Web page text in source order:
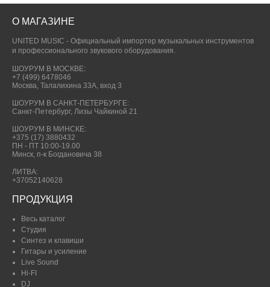
О МАГАЗИНЕ
UNITED MUSIC - Официальный импортер музыкальных инструментов
и профессионального звукового оборудования.
ШОУРУМ В МОСКВЕ:
+7 (499) 6478046
Москва, Талалихина 33А, вход 3
ШОУРУМ В САНКТ-ПЕТЕРБУРГЕ:
Санкт-Петербург, Лизы Чайкиной 21
ШОУРУМ В МИНСКЕ:
+375 (17) 3880432
ПН - ПТ 10:00-19.00
Минск, п-к Богдановича 38
ЛИТВА:
+37052140628
ПРОДУКЦИЯ
Весь каталог
Студия
Синтез и клавиши
Гитары и усиление
Live Sound
Hi-FI
DJ